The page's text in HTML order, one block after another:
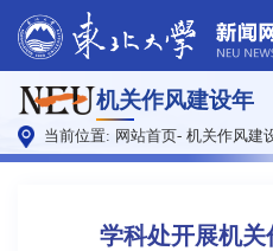
机关作风建设年
当前位置: 网站首页- 机关作风建
学科处开展机